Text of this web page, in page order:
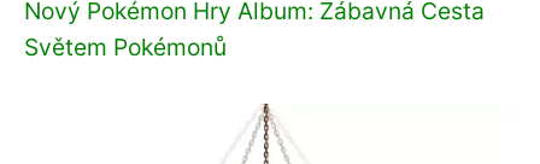
Nový Pokémon Hry Album: Zábavná Cesta
Světem Pokémonů